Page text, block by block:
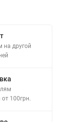
на другой
100грн.